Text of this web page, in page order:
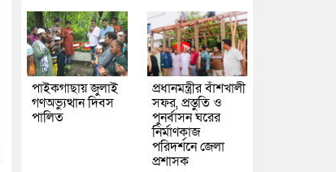
পাইকগাছায় জুলাই
গণঅভ্যুত্থান দিবস
পালিত
প্রধানমন্ত্রীর বাঁশখালী
সফর, প্রস্তুতি ও
পুনর্বাসন ঘরের
নির্মাণকাজ
পরিদর্শনে জেলা
প্রশাসক